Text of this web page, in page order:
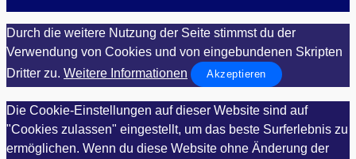
Durch die weitere Nutzung der Seite stimmst du der
Verwendung von Cookies und von eingebundenen Skripten
Dritter zu. Weitere Informationen Akzeptieren
Die Cookie-Einstellungen auf dieser Website sind auf
"Cookies zulassen" eingestellt, um das beste Surferlebnis zu
ermöglichen. Wenn du diese Website ohne Änderung der